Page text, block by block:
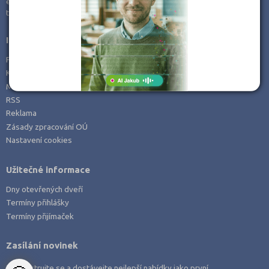
Zemědělské a ekologické
tel:
+420 606 411 115
Informace
Prohlášení o přístupnosti
Kontakt
Mapa serveru
RSS
Reklama
Zásady zpracování OÚ
Nastavení cookies
Užitečné informace
Dny otevřených dveří
Termíny přihlášky
Termíny přijímaček
Zasílání novinek